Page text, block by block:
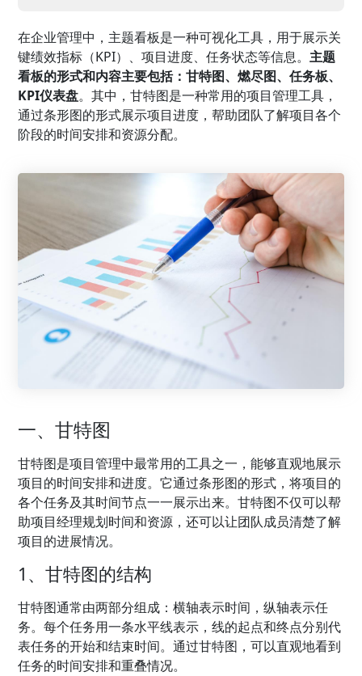
在企业管理中，主题看板是一种可视化工具，用于展示关
键绩效指标（KPI）、项目进度、任务状态等信息。主题
看板的形式和内容主要包括：甘特图、燃尽图、任务板、
KPI仪表盘。其中，甘特图是一种常用的项目管理工具，
通过条形图的形式展示项目进度，帮助团队了解项目各个
阶段的时间安排和资源分配。
一、甘特图
甘特图是项目管理中最常用的工具之一，能够直观地展示
项目的时间安排和进度。它通过条形图的形式，将项目的
各个任务及其时间节点一一展示出来。甘特图不仅可以帮
助项目经理规划时间和资源，还可以让团队成员清楚了解
项目的进展情况。
1、甘特图的结构
甘特图通常由两部分组成：横轴表示时间，纵轴表示任
务。每个任务用一条水平线表示，线的起点和终点分别代
表任务的开始和结束时间。通过甘特图，可以直观地看到
任务的时间安排和重叠情况。